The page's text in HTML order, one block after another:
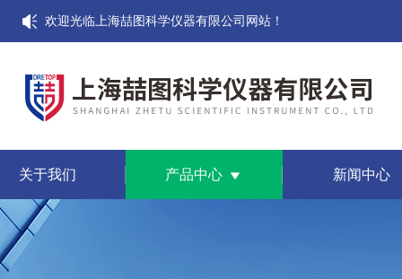
欢迎光临上海喆图科学仪器有限公司网站！
关于我们 产品中心 新闻中心